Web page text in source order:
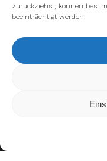
zurückziehst, können
beeinträchtigt werden.
Wir verwenden
verwenden oder sie